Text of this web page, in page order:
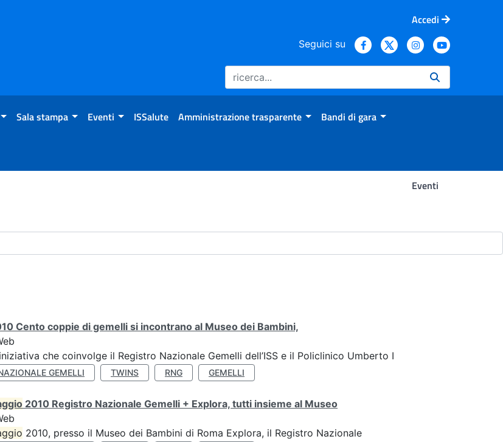
Accedi
Seguici su
Sala stampa Eventi ISSalute Amministrazione trasparente Bandi di gara
Eventi
Cento coppie di gemelli si incontrano al Museo dei Bambini,
che coinvolge il Registro Nazionale Gemelli dell’ISS e il Policlinico Umberto I
GEMELLI TWINS RNG GEMELLI
2010 Registro Nazionale Gemelli + Explora, tutti insieme al Museo
2010, presso il Museo dei Bambini di Roma Explora, il Registro Nazionale